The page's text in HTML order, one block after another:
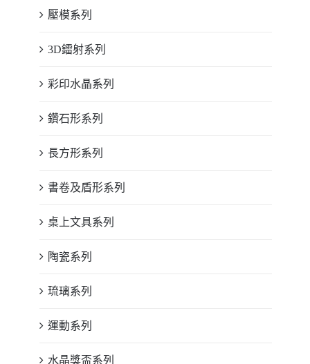
壓模系列
3D鐳射系列
彩印水晶系列
鑽石形系列
長方形系列
書卷及盾形系列
桌上文具系列
陶瓷系列
琉璃系列
運動系列
水晶獎盃系列